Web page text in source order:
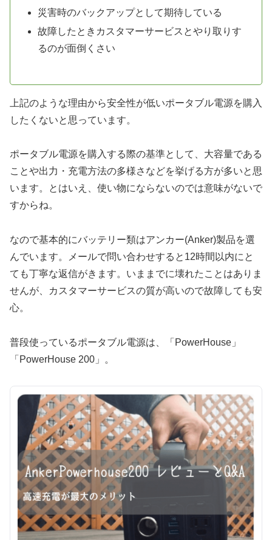
災害時のバックアップとして期待している
故障したときカスタマーサービスとやり取りす
るのが面倒くさい
上記のような理由から安全性が低いポータブル電源を購入
したくないと思っています。
ポータブル電源を購入する際の基準として、大容量である
ことや出力・充電方法の多様さなどを挙げる方が多いと思
います。とはいえ、使い物にならないのでは意味がないで
すからね。
なので基本的にバッテリー類はアンカー(Anker)製品を選
んでいます。メールで問い合わせすると12時間以内にと
ても丁寧な返信がきます。いままでに壊れたことはありま
せんが、カスタマーサービスの質が高いので故障しても安
心。
普段使っているポータブル電源は、「PowerHouse」
「PowerHouse 200」。